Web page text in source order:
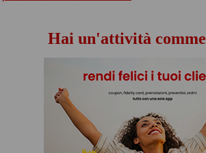
Hai un'attività